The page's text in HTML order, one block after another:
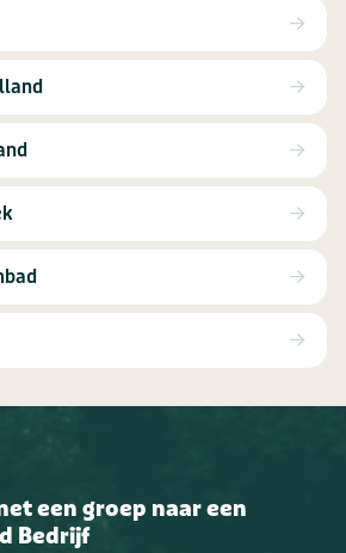
een groep naar een
Bedrijf